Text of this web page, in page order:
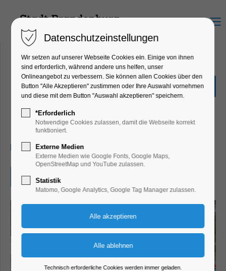
Menu
Tag der offenen Tür bei der
Poizeidirektion West
Bildung, Vortrag, Kinder, Jugend,
Mitmach-Aktion
13.06.2026, 10:00–16:00
Eintritt frei
Datenschutzeinstellungen
Wir setzen auf unserer Webseite Cookies ein. Einige von ihnen
sind erforderlich, während andere uns helfen, unser
Onlineangebot zu verbessern. Sie können allen Cookies über den
Button "Alle Akzeptieren" zustimmen oder Ihre Auswahl vornehmen
und diese mit dem Button "Auswahl akzeptieren" speichern.
*Erforderlich
Notwendige Cookies zulassen, damit die Webseite korrekt
funktioniert.
Externe Medien
Externe Medien wie Google Fonts, Google Maps,
OpenStreetMap und YouTube zulassen.
Statistik
Matomo, Google Analytics, Google Tag Manager zulassen.
Technisch erforderliche Cookies werden immer geladen.